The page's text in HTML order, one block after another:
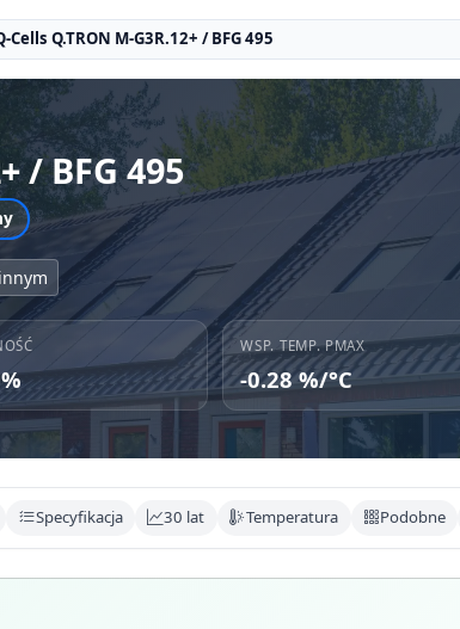
Cells Q.TRON M-G3R.12+ / BFG 495
/ BFG 495
WSP. TEMP. PMAX
-0.28 %/°C
Specyfikacja 30 lat Temperatura Podobne